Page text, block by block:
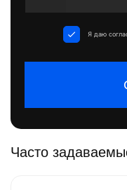
Я даю
Часто